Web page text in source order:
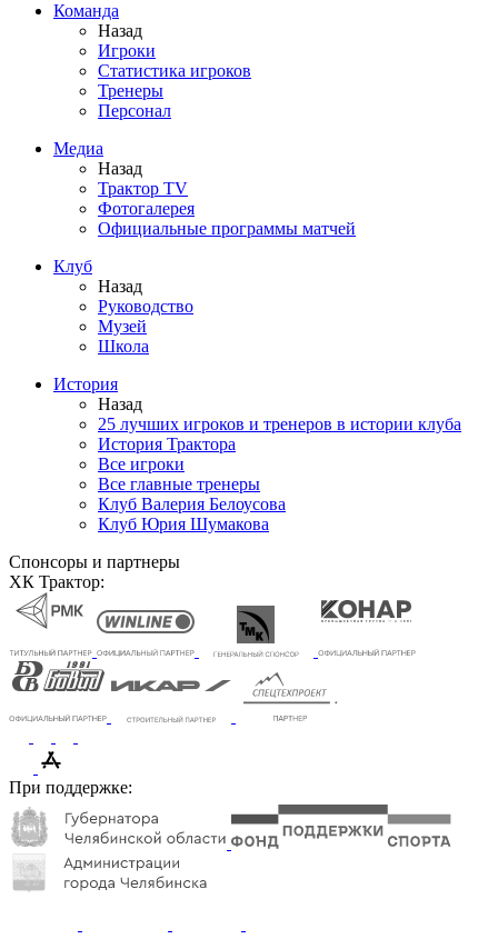
Команда
Назад
Игроки
Статистика игроков
Тренеры
Персонал
Медиа
Назад
Трактор TV
Фотогалерея
Официальные программы матчей
Клуб
Назад
Руководство
Музей
Школа
История
Назад
25 лучших игроков и тренеров в истории клуба
История Трактора
Все игроки
Все главные тренеры
Клуб Валерия Белоусова
Клуб Юрия Шумакова
Спонсоры и партнеры
ХК Трактор:
При поддержке: